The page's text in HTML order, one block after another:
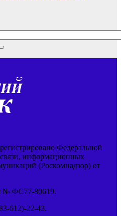
Федеральной
информационных
(Роскомнадзор) от
№ ФС77-80619.
612)-22-43.